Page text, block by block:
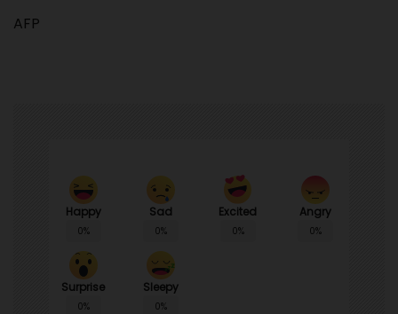
AFP
Happy
0%
Sad
0%
Excited
0%
Angry
0%
Surprise
0%
Sleepy
0%